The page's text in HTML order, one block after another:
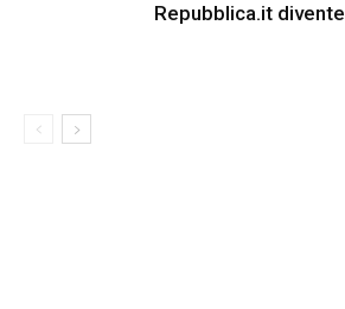
Repubblica.it